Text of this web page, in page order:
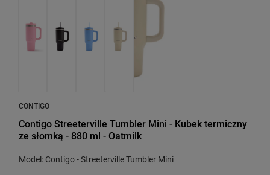
CONTIGO
Contigo Streeterville Tumbler Mini - Kubek termiczny
ze słomką - 880 ml - Oatmilk
Model: Contigo - Streeterville Tumbler Mini